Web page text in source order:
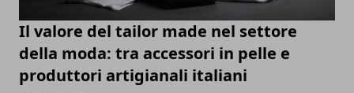
Il valore del tailor made nel settore
della moda: tra accessori in pelle e
produttori artigianali italiani